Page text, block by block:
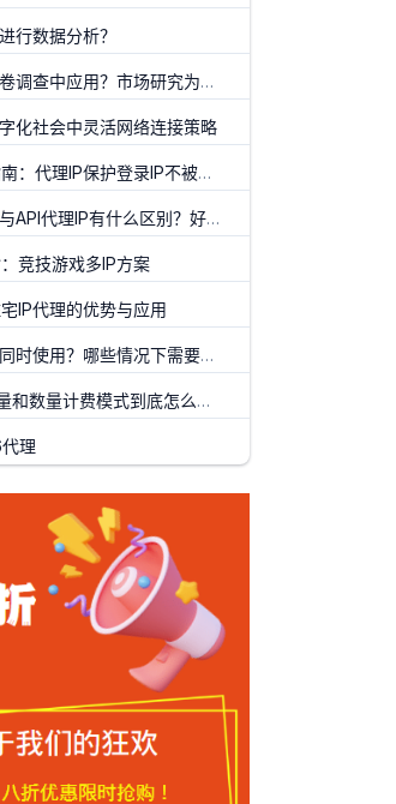
行数据分析？
用？市场研究为何需要用到http代理ip？
化社会中灵活网络连接策略
代理IP保护登录IP不被黑客追踪
代理IP有什么区别？好处有哪些？
竞技游戏多IP方案
IP代理的优势与应用
用？哪些情况下需要用到ip代理？
数量计费模式到底怎么选择？
理